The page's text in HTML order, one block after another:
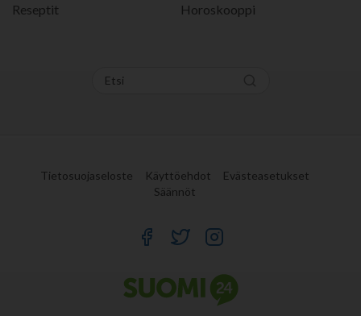
Reseptit
Horoskooppi
Tietosuojaseloste Käyttöehdot
Evästeasetukset
Säännöt